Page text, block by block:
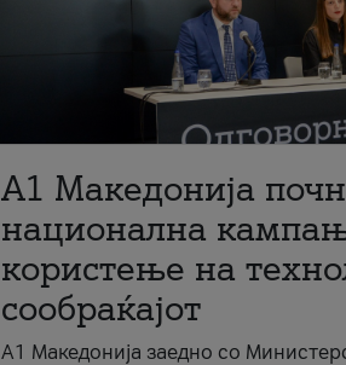
A1 Македонија
национална
користење на
сообраќајот
A1 Македонија заедно со